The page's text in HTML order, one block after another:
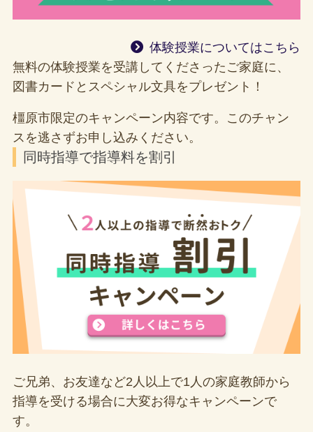
体験授業についてはこちら
無料の体験授業を受講してくださったご家庭に、
図書カードとスペシャル文具をプレゼント！
橿原市限定のキャンペーン内容です。このチャン
スを逃さずお申し込みください。
同時指導で指導料を割引
ご兄弟、お友達など2人以上で1人の家庭教師から
指導を受ける場合に大変お得なキャンペーンで
す。